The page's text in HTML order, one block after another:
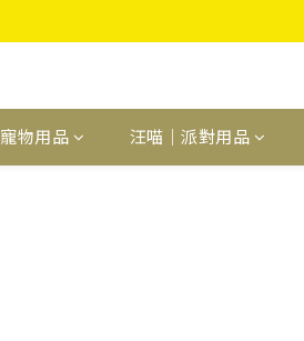
寵物用品 汪喵｜派對用品